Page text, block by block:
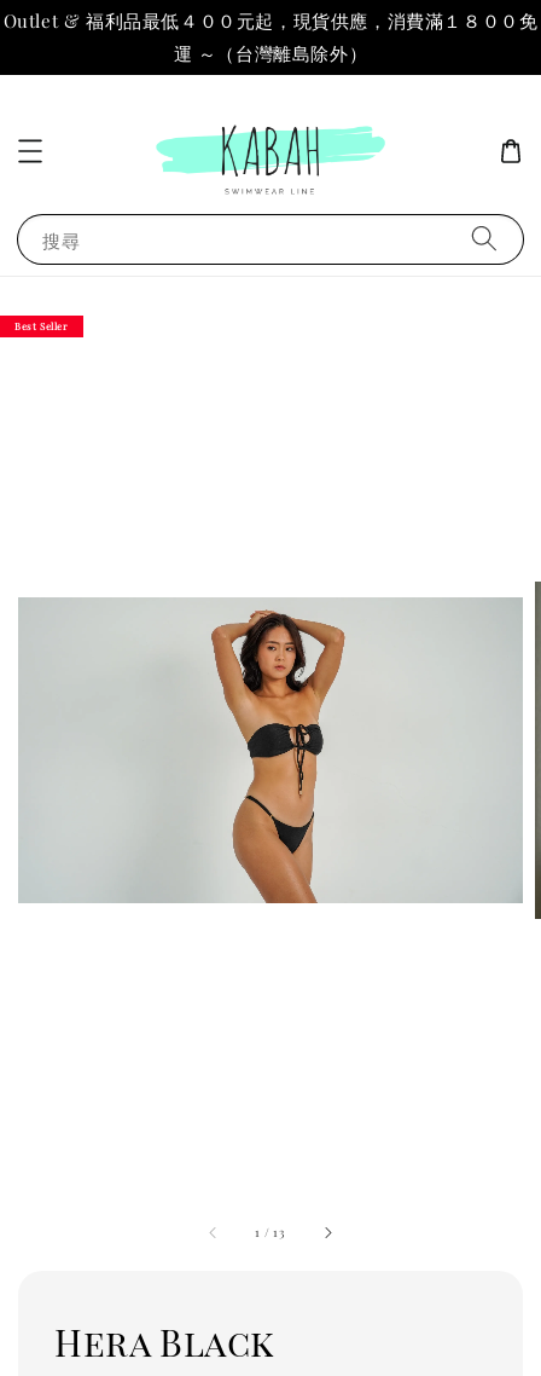
Outlet & 福利品最低４００元起，現貨供應，消費滿１８００免
運 ～（台灣離島除外）
搜尋
1 /13
Best Seller
Hera Black